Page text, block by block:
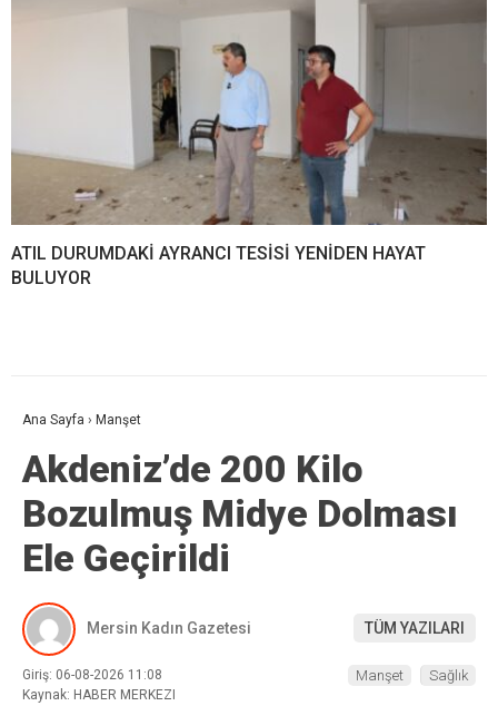
ATIL DURUMDAKİ AYRANCI TESİSİ YENİDEN HAYAT
BULUYOR
Ana Sayfa › Manşet
Akdeniz’de 200 Kilo
Bozulmuş Midye Dolması
Ele Geçirildi
Mersin Kadın Gazetesi TÜM YAZILARI
Giriş: 06-08-2026 11:08
Kaynak: HABER MERKEZI
Manşet Sağlık